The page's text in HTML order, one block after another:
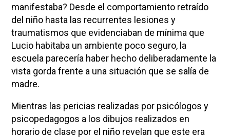
manifestaba? Desde el comportamiento retraído
del niño hasta las recurrentes lesiones y
traumatismos que evidenciaban de mínima que
Lucio habitaba un ambiente poco seguro, la
escuela parecería haber hecho deliberadamente la
vista gorda frente a una situación que se salía de
madre.
Mientras las pericias realizadas por psicólogos y
psicopedagogos a los dibujos realizados en
horario de clase por el niño revelan que este era